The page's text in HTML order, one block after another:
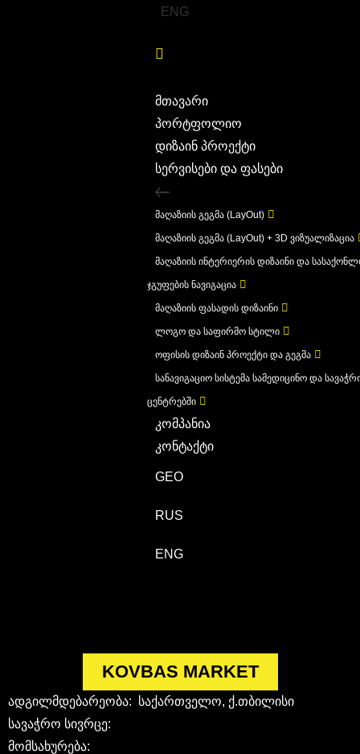
ENG
მთავარი
პორტფოლიო
დიზაინ პროექტი
სერვისები და ფასები
მაღაზიის გეგმა (LayOut)
მაღაზიის გეგმა (LayOut) + 3D ვიზუალიზაცია
მაღაზიის ინტერიერის დიზაინი და
ჯგუფების ნავიგაცია
მაღაზიის ფასადის დიზაინი
ლოგო და საფირმო სტილი
ოფისის დიზაინ პროექტი და გეგმა
სანავიგაციო სისტემა სამედიცინო და
ცენტრებში
კომპანია
კონტაქტი
GEO
RUS
ENG
KOVBAS MARKET
ადგილმდებარეობა: საქართველო, ქ.თბილისი
სავაჭრო სივრცე:
მომსახურება: